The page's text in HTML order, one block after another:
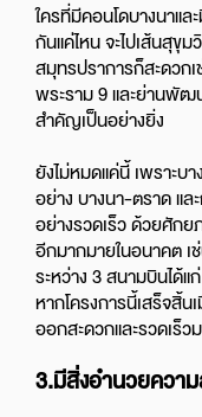
ใครที่มีคอนโดบางนาแ
กันแค่ไหน จะไปเส้นสุขุ
สมุทรปราการก็สะดวก
พระราม 9 และย่านพัฒ
สำคัญเป็นอย่างยิ่ง
ยังไม่หมดแค่นี้ เพราะบ
อย่าง บางนา-ตราด แล
อย่างรวดเร็ว ด้วยศักย
อีกมากมายในอนาคต เ
ระหว่าง 3 สนามบินได้
หากโครงการนี้เสร็จสิ้น
ออกสะดวกและรวดเร็
3.มีสิ่งอำนวยควา